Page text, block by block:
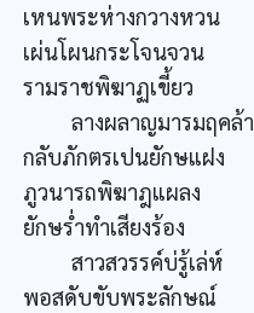
เหนพระห่างกวางหวน
เผ่นโผนกระโจนจวน
รามราชพิฆาฏเขี้ยว
ลางผลาญมารมฤคล้า
กลับภักตรเปนยักษแฝง
ภูวนารถพิฆาฎแผลง
ยักษร่ำทำเสียงร้อง
สาวสวรรค์บ่รู้เล่ห์
พอสดับขับพระลักษณ์